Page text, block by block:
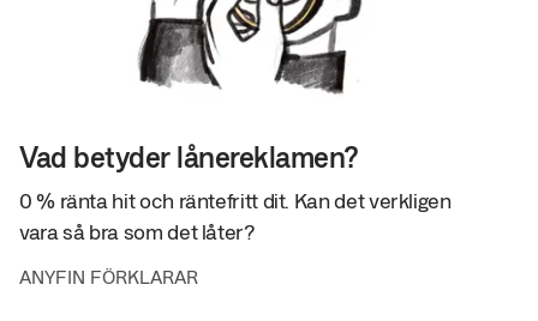
Vad betyder lånereklamen?
0 % ränta hit och räntefritt dit. Kan det verkligen
vara så bra som det låter?
ANYFIN FÖRKLARAR